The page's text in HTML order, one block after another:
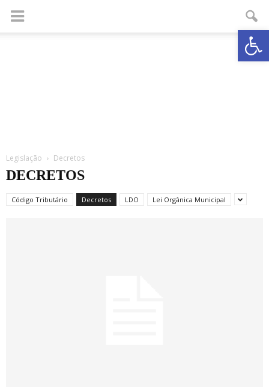
Abrir a
Legislação Decretos
DECRETOS
Código Tributário Decretos LDO Lei Orgânica Municipal